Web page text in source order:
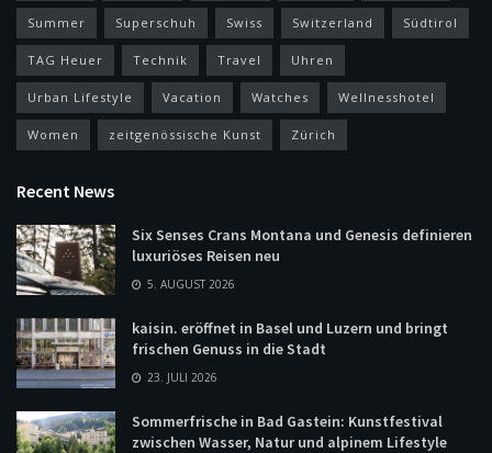
Summer Superschuh Swiss Switzerland Südtirol
TAG Heuer Technik Travel Uhren
Urban Lifestyle Vacation Watches Wellnesshotel
Women zeitgenössische Kunst Zürich
Recent News
Six Senses Crans Montana und Genesis definieren
luxuriöses Reisen neu
5. AUGUST 2026
kaisin. eröffnet in Basel und Luzern und bringt
frischen Genuss in die Stadt
23. JULI 2026
Sommerfrische in Bad Gastein: Kunstfestival
zwischen Wasser, Natur und alpinem Lifestyle